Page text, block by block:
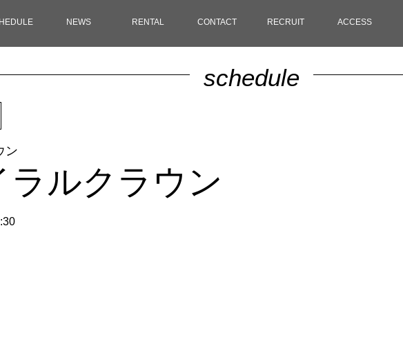
NEWS RENTAL CONTACT RECRUIT ACCESS
schedule
ン
ラルクラウン